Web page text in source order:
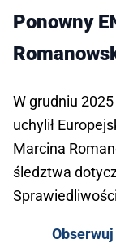
Ponowny
W grudniu
uchylił
Marcina
śledztwa